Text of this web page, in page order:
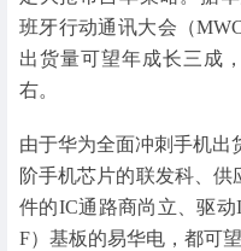
班牙行动通讯大会（
出货量可望年成长三成
右。
由于华为全面冲刺手机出
阶手机芯片的联发科、供
件的IC通路商尚立、驱
F）基板的易华电，都可